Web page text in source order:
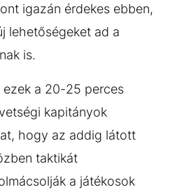
igazán érdekes ebben,
lehetőségeket ad a
is.
a 20-25 perces
kapitányok
hogy az addig látott
taktikát
a játékosok